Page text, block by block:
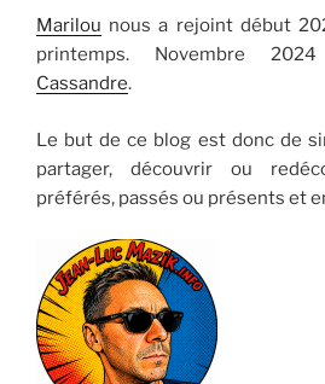
Marilou nous a rejoint début
printemps. Novembre
Cassandre.
Le but de ce blog est donc de
partager, découvrir ou
préférés, passés ou présents et